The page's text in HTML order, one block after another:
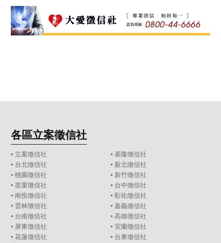
各區立案徵信社
▪ 立案徵信社 ▪ 基隆徵信社
▪ 台北徵信社 ▪ 新北徵信社
▪桃園徵信社 ▪ 新竹徵信社
▪苗栗徵信社 ▪ 台中徵信社
▪南投徵信社 ▪ 彰化徵信社
▪ 雲林徵信社 ▪ 嘉義徵信社
▪ 台南徵信社 ▪ 高雄徵信社
▪ 屏東徵信社 ▪ 宜蘭徵信社
▪花蓮徵信社 ▪ 台東徵信社